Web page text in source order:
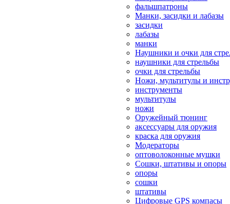
фальшпатроны
Манки, засидки и лабазы
засидки
лабазы
манки
Наушники и очки для
наушники для стрельбы
очки для стрельбы
Ножи, мультитулы и
инструменты
мультитулы
ножи
Оружейный тюнинг
аксессуары для оружия
краска для оружия
Модераторы
оптоволоконные мушки
Сошки, штативы и опоры
опоры
сошки
штативы
Цифровые GPS компасы